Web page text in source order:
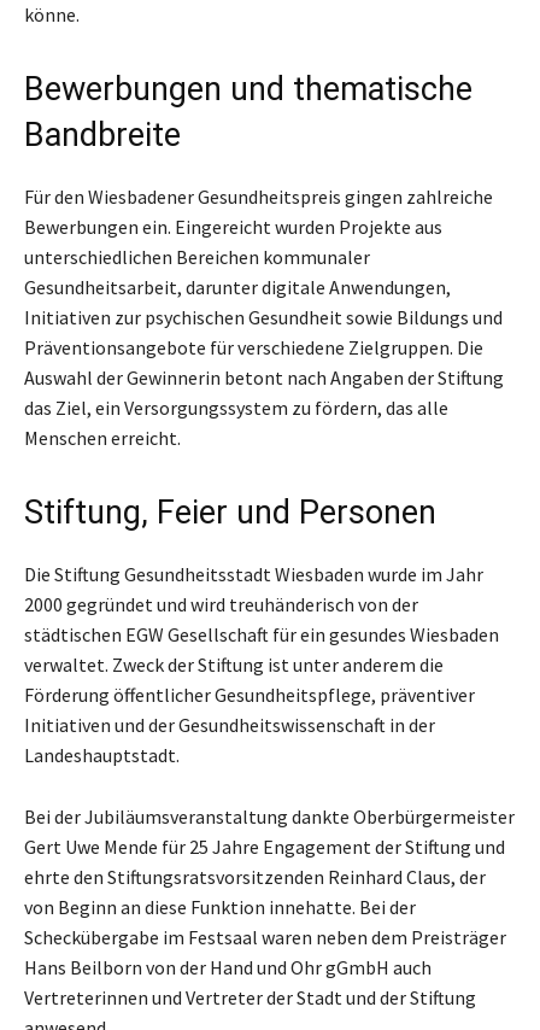
könne.
Bewerbungen und thematische
Bandbreite
Für den Wiesbadener Gesundheitspreis gingen zahlreiche
Bewerbungen ein. Eingereicht wurden Projekte aus
unterschiedlichen Bereichen kommunaler
Gesundheitsarbeit, darunter digitale Anwendungen,
Initiativen zur psychischen Gesundheit sowie Bildungs und
Präventionsangebote für verschiedene Zielgruppen. Die
Auswahl der Gewinnerin betont nach Angaben der Stiftung
das Ziel, ein Versorgungssystem zu fördern, das alle
Menschen erreicht.
Stiftung, Feier und Personen
Die Stiftung Gesundheitsstadt Wiesbaden wurde im Jahr
2000 gegründet und wird treuhänderisch von der
städtischen EGW Gesellschaft für ein gesundes Wiesbaden
verwaltet. Zweck der Stiftung ist unter anderem die
Förderung öffentlicher Gesundheitspflege, präventiver
Initiativen und der Gesundheitswissenschaft in der
Landeshauptstadt.
Bei der Jubiläumsveranstaltung dankte Oberbürgermeister
Gert Uwe Mende für 25 Jahre Engagement der Stiftung und
ehrte den Stiftungsratsvorsitzenden Reinhard Claus, der
von Beginn an diese Funktion innehatte. Bei der
Scheckübergabe im Festsaal waren neben dem Preisträger
Hans Beilborn von der Hand und Ohr gGmbH auch
Vertreterinnen und Vertreter der Stadt und der Stiftung